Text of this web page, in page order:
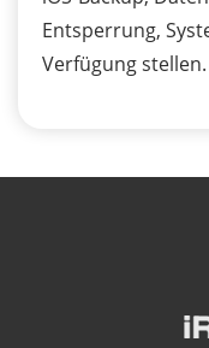
Entsperrung,
Verfügung stellen.